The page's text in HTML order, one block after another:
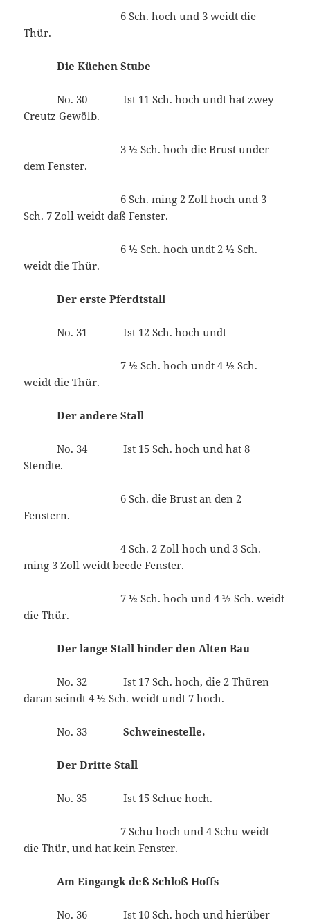
6 Sch. hoch und 3 weidt die
Thür.
Die Küchen Stube
No. 30 Ist 11 Sch. hoch undt hat zwey
Creutz Gewölb.
3 ½ Sch. hoch die Brust under
dem Fenster.
6 Sch. ming 2 Zoll hoch und 3
Sch. 7 Zoll weidt daß Fenster.
6 ½ Sch. hoch undt 2 ½ Sch.
weidt die Thür.
Der erste Pferdtstall
No. 31 Ist 12 Sch. hoch undt
7 ½ Sch. hoch undt 4 ½ Sch.
weidt die Thür.
Der andere Stall
No. 34 Ist 15 Sch. hoch und hat 8
Stendte.
6 Sch. die Brust an den 2
Fenstern.
4 Sch. 2 Zoll hoch und 3 Sch.
ming 3 Zoll weidt beede Fenster.
7 ½ Sch. hoch und 4 ½ Sch. weidt
die Thür.
Der lange Stall hinder den Alten Bau
No. 32 Ist 17 Sch. hoch, die 2 Thüren
daran seindt 4 ½ Sch. weidt undt 7 hoch.
No. 33Schweinestelle.
Der Dritte Stall
No. 35 Ist 15 Schue hoch.
7 Schu hoch und 4 Schu weidt
die Thür, und hat kein Fenster.
Am Eingangk deß Schloß Hoffs
No. 36 Ist 10 Sch. hoch und hierüber